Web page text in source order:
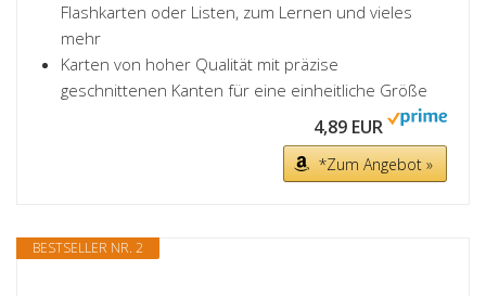
Flashkarten oder Listen, zum Lernen und vieles
mehr
Karten von hoher Qualität mit präzise
geschnittenen Kanten für eine einheitliche Größe
4,89 EUR
*Zum Angebot »
BESTSELLER NR. 2